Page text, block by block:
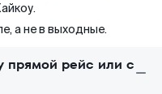
а не в выходные.
прямой рейс или с